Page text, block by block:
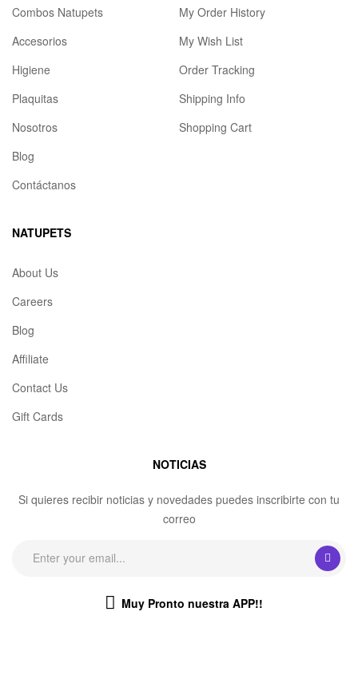
Combos Natupets
Accesorios
Higiene
Plaquitas
Nosotros
Blog
Contáctanos
My Order History
My Wish List
Order Tracking
Shipping Info
Shopping Cart
NATUPETS
About Us
Careers
Blog
Affiliate
Contact Us
Gift Cards
NOTICIAS
Si quieres recibir noticias y novedades puedes inscribirte con tu
correo
Muy Pronto nuestra APP!!